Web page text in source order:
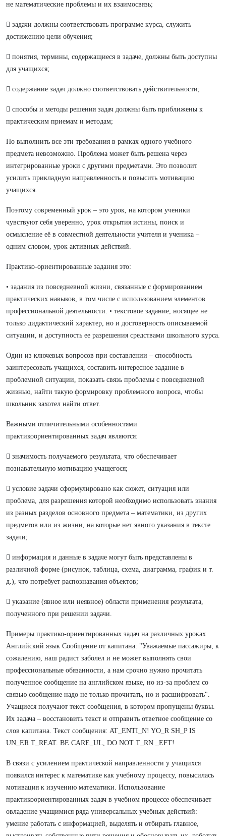
не математические проблемы и их взаимосвязь;
 задачи должны соответствовать программе курса, служить
достижению цели обучения;
 понятия, термины, содержащиеся в задаче, должны быть доступны
для учащихся;
 содержание задач должно соответствовать действительности;
 способы и методы решения задач должны быть приближены к
практическим приемам и методам;
Но выполнить все эти требования в рамках одного учебного
предмета невозможно. Проблема может быть решена через
интегрированные уроки с другими предметами. Это позволит
усилить прикладную направленность и повысить мотивацию
учащихся.
Поэтому современный урок – это урок, на котором ученики
чувствуют себя уверенно, урок открытия истины, поиск и
осмысление её в совместной деятельности учителя и ученика –
одним словом, урок активных действий.
Практико-ориентированные задания это:
• задания из повседневной жизни, связанные с формированием
практических навыков, в том числе с использованием элементов
профессиональной деятельности. • текстовое задание, носящее не
только дидактический характер, но и достоверность описываемой
ситуации, и доступность ее разрешения средствами школьного курса.
Один из ключевых вопросов при составлении – способность
заинтересовать учащихся, составить интересное задание в
проблемной ситуации, показать связь проблемы с повседневной
жизнью, найти такую формировку проблемного вопроса, чтобы
школьник захотел найти ответ.
Важными отличительными особенностями
практикоориентированных задач являются:
 значимость получаемого результата, что обеспечивает
познавательную мотивацию учащегося;
 условие задачи сформулировано как сюжет, ситуация или
проблема, для разрешения которой необходимо использовать знания
из разных разделов основного предмета – математики, из других
предметов или из жизни, на которые нет явного указания в тексте
задачи;
 информация и данные в задаче могут быть представлены в
различной форме (рисунок, таблица, схема, диаграмма, график и т.
д.), что потребует распознавания объектов;
 указание (явное или неявное) области применения результата,
полученного при решении задачи.
Примеры практико-ориентированных задач на различных уроках
Английский язык Сообщение от капитана: "Уважаемые пассажиры, к
сожалению, наш радист заболел и не может выполнять свои
профессиональные обязанности, а нам срочно нужно прочитать
полученное сообщение на английском языке, но из-за проблем со
связью сообщение надо не только прочитать, но и расшифровать".
Учащиеся получают текст сообщения, в котором пропущены буквы.
Их задача – восстановить текст и отправить ответное сообщение со
слов капитана. Текст сообщения: AT_ENTI_N! YO_R SH_P IS
UN_ER T_REAT. BE CARE_UL, DO NOT T_RN _EFT!
В связи с усилением практической направленности у учащихся
появился интерес к математике как учебному процессу, повысилась
мотивация к изучению математики. Использование
практикоориентированных задач в учебном процессе обеспечивает
овладение учащимися ряда универсальных учебных действий:
умение работать с информацией, выделять и отбирать главное,